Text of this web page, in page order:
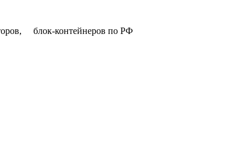
блок-контейнеров по РФ